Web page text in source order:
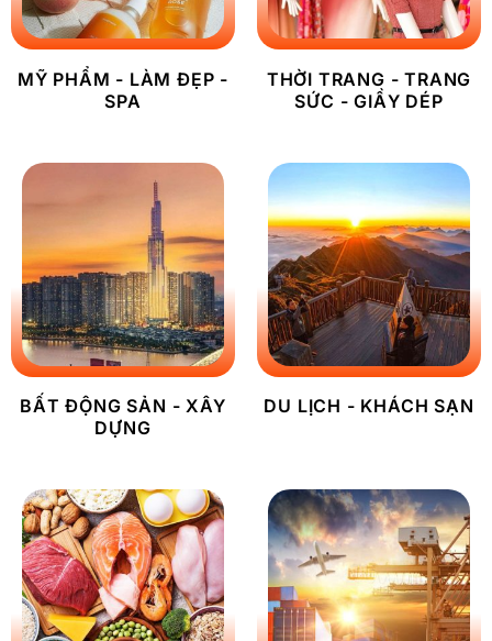
MỸ PHẨM - LÀM ĐẸP -
SPA
THỜI TRANG - TRANG
SỨC - GIẦY DÉP
BẤT ĐỘNG SẢN - XÂY
DỰNG
DU LỊCH - KHÁCH SẠN